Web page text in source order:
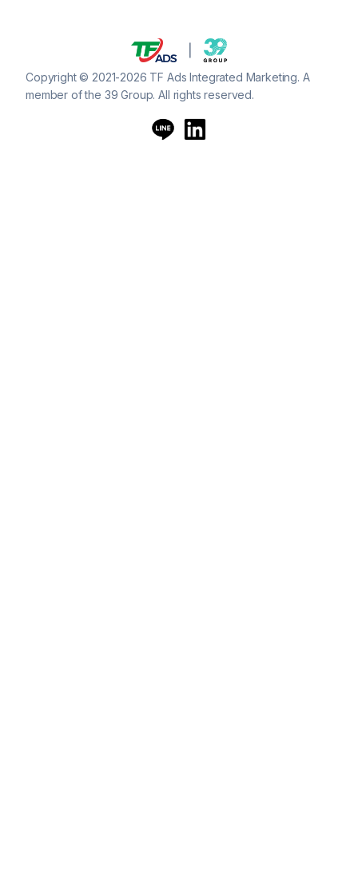
Copyright © 2021-2026 TF Ads Integrated Marketing. A
member of the 39 Group. All rights reserved.